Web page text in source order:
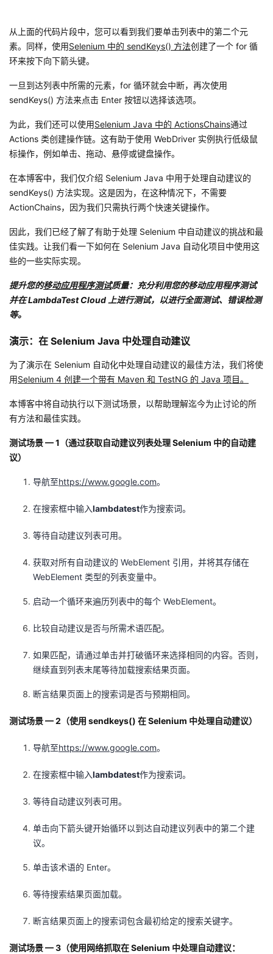
从上面的代码片段中，您可以看到我们要单击列表中的第二个元
素。同样，使用Selenium 中的 sendKeys() 方法创建了一个 for 循
环来按下向下箭头键。
一旦到达列表中所需的元素，for 循环就会中断，再次使用
sendKeys() 方法来点击 Enter 按钮以选择该选项。
为此，我们还可以使用Selenium Java 中的 ActionsChains通过
Actions 类创建操作链。这有助于使用 WebDriver 实例执行低级鼠
标操作，例如单击、拖动、悬停或键盘操作。
在本博客中，我们仅介绍 Selenium Java 中用于处理自动建议的
sendKeys() 方法实现。这是因为，在这种情况下，不需要
ActionChains，因为我们只需执行两个快速关键操作。
因此，我们已经了解了有助于处理 Selenium 中自动建议的挑战和最
佳实践。让我们看一下如何在 Selenium Java 自动化项目中使用这
些的一些实际实现。
提升您的移动应用程序测试质量：充分利用您的移动应用程序测试
并在 LambdaTest Cloud 上进行测试，以进行全面测试、错误检测
等。
演示：在 Selenium Java 中处理自动建议
为了演示在 Selenium 自动化中处理自动建议的最佳方法，我们将使
用Selenium 4 创建一个带有 Maven 和 TestNG 的 Java 项目。
本博客中将自动执行以下测试场景，以帮助理解迄今为止讨论的所
有方法和最佳实践。
测试场景 — 1（通过获取自动建议列表处理 Selenium 中的自动建
议）
导航至https://www.google.com。
在搜索框中输入lambdatest作为搜索词。
等待自动建议列表可用。
获取对所有自动建议的 WebElement 引用，并将其存储在
WebElement 类型的列表变量中。
启动一个循环来遍历列表中的每个 WebElement。
比较自动建议是否与所需术语匹配。
如果匹配，请通过单击并打破循环来选择相同的内容。否则，
继续直到列表末尾等待加载搜索结果页面。
断言结果页面上的搜索词是否与预期相同。
测试场景 — 2（使用 sendkeys() 在 Selenium 中处理自动建议）
导航至https://www.google.com。
在搜索框中输入lambdatest作为搜索词。
等待自动建议列表可用。
单击向下箭头键开始循环以到达自动建议列表中的第二个建
议。
单击该术语的 Enter。
等待搜索结果页面加载。
断言结果页面上的搜索词包含最初给定的搜索关键字。
测试场景 — 3（使用网络抓取在 Selenium 中处理自动建议：